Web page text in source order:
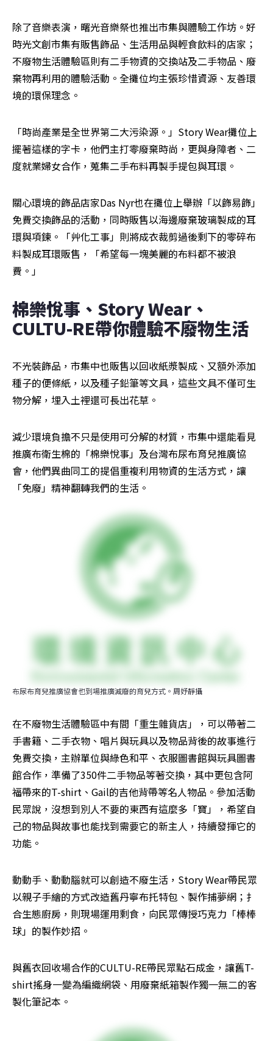
除了音樂表演，曙光音樂祭也推出市集與體驗工作坊。好
時光文創市集有販售飾品、生活用品與輕食飲料的店家；
不廢物生活體驗區則有二手物資的交換站及二手物品、廢
棄物再利用的體驗活動。全攤位均主張珍惜資源、友善環
境的環保理念。
「時尚產業是全世界第二大污染源。」Story Wear攤位上
擺著這樣的字卡，他們主打零廢棄時尚，更與身障者、二
度就業婦女合作，蒐集二手布料再製手提包與耳環。
關心環境的飾品店家Das Nyr也在攤位上舉辦「以飾易飾」
免費交換飾品的活動，同時販售以海邊廢棄玻璃製成的耳
環與項鍊。「艸化工事」則將成衣裁剪過後剩下的零碎布
料製成耳環販售，「希望每一塊美麗的布料都不被浪
費。」
棉樂悅事、Story Wear、
CULTU-RE帶你體驗不廢物生活
不光裝飾品，市集中也販售以回收紙漿製成、又額外添加
種子的便條紙，以及種子鉛筆等文具，這些文具不僅可生
物分解，埋入土裡還可長出花草。
減少環境負擔不只是使用可分解的材質，市集中還能看見
推廣布衛生棉的「棉樂悅事」及台灣布尿布育兒推廣協
會，他們異曲同工的提倡重複利用物資的生活方式，讓
「免廢」精神翻轉我們的生活。
布尿布育兒推廣協會也到場推廣減廢的育兒方式。周妤靜攝
在不廢物生活體驗區中有間「重生雜貨店」，可以帶著二
手書籍、二手衣物、唱片與玩具以及物品背後的故事進行
免費交換，主辦單位與綠色和平、衣服圖書館與玩具圖書
館合作，準備了350件二手物品等著交換，其中更包含阿
福帶來的T-shirt、Gail的吉他背帶等名人物品。參加活動
民眾說，沒想到別人不要的東西有這麼多「寶」，希望自
己的物品與故事也能找到需要它的新主人，持續發揮它的
功能。
動動手、動動腦就可以創造不廢生活，Story Wear帶民眾
以親子手繪的方式改造舊丹寧布托特包、製作捕夢網；扌
合生態廚房，則現場運用剩食，向民眾傳授巧克力「棒棒
球」的製作妙招。
與舊衣回收場合作的CULTU-RE帶民眾點石成金，讓舊T-
shirt搖身一變為編織網袋、用廢棄紙箱製作獨一無二的客
製化筆記本。